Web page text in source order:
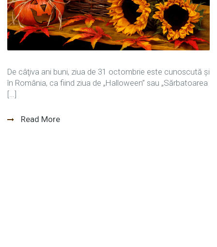
De câţiva ani buni, ziua de 31 octombrie este cunoscută şi
în România, ca fiind ziua de „Halloween” sau „Sărbatoarea
[…]
Read More